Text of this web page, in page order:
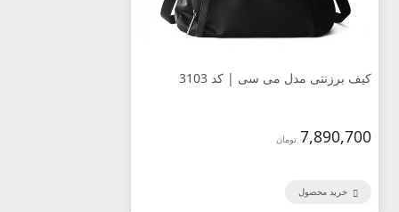
کیف برزنتی مدل می سی | کد 3103
7,890,700 تومان
خرید محصول